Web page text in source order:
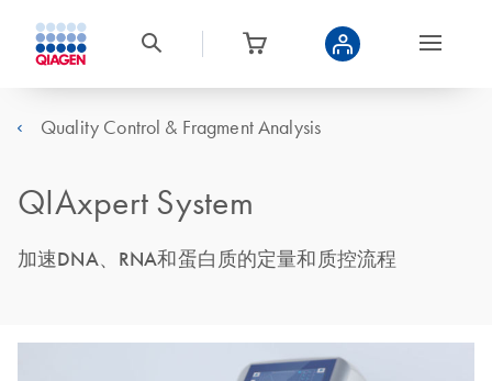
Quality Control & Fragment Analysis
QIAxpert System
加速DNA、RNA和蛋白质的定量和质控流程